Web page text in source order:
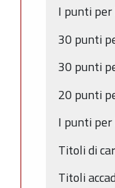
I punti
30 punti
30 punti
20 punti
I punti
Titoli di
Titoli